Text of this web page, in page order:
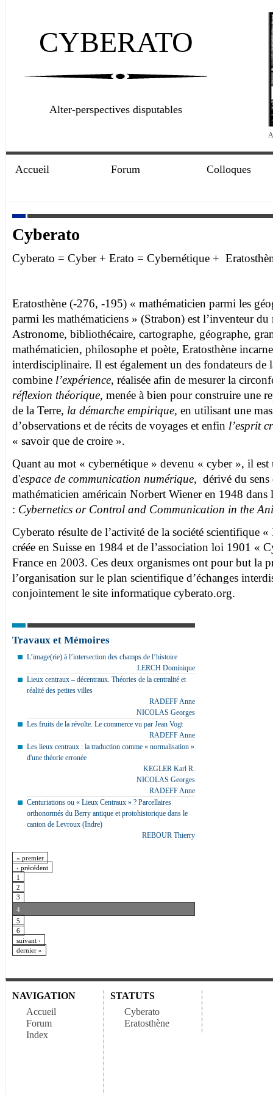
CYBERATO
Alter-perspectives disputables
Accueil Forum Colloques
Cyberato
Cyberato = Cyber + Erato = Cybernétique +
Eratosthène (-276, -195) « mathématicien parmi les
parmi les mathématiciens » (Strabon) est l’inventeur
Astronome, bibliothécaire, cartographe, géographe,
mathématicien, philosophe et poète, Eratosthène
interdisciplinaire. Il est également un des fondateurs de
combine l’expérience, réalisée afin de mesurer la
réflexion théorique, menée à bien pour construire une
de la Terre, la démarche empirique, en utilisant une
d’observations et de récits de voyages et enfin l’esprit
« savoir que de croire ».
Quant au mot « cybernétique » devenu « cyber », il est
d'espace de communication numérique, dérivé du
mathématicien américain Norbert Wiener en 1948 dans
: Cybernetics or Control and Communication in the
Cyberato résulte de l’activité de la société scientifique
créée en Suisse en 1984 et de l’association loi 1901 «
France en 2003. Ces deux organismes ont pour but la
l’organisation sur le plan scientifique d’échanges
conjointement le site informatique cyberato.org.
Travaux et Mémoires
L’image(rie) à l’intersection des champs de l’histoire
LERCH Dominique
Lieux centraux – décentraux. Théories de la centralité et
réalité des petites villes
RADEFF Anne
NICOLAS Georges
Les fruits de la révolte. Le commerce vu par Jean Vogt
RADEFF Anne
Les lieux centraux : la traduction comme « normalisation »
d'une théorie erronée
KEGLER Karl R.
NICOLAS Georges
RADEFF Anne
Centuriations ou « Lieux Centraux » ? Parcellaires
orthonormés du Berry antique et protohistorique dans le
canton de Levroux (Indre)
REBOUR Thierry
« premier
‹ précédent
1
2
3
4
5
6
suivant ›
dernier »
NAVIGATION
Accueil
Forum
Index
STATUTS
Cyberato
Eratosthène